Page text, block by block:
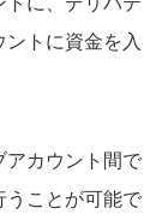
トに資金を入
アカウント間で
うことが可能で